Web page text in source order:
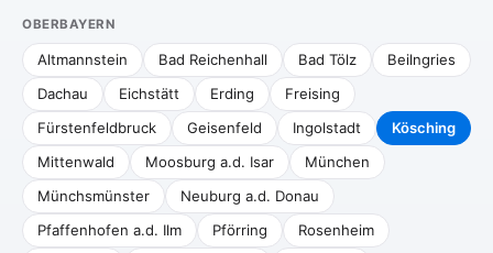
OBERBAYERN
Altmannstein Bad Reichenhall Bad Tölz
Beilngries
Dachau
Eichstätt Erding
Freising
Fürstenfeldbruck
Geisenfeld Ingolstadt
Kösching
Mittenwald
Moosburg a.d. Isar
München
Münchsmünster
Neuburg a.d. Donau
Pfaffenhofen a.d. Ilm
Pförring
Rosenheim